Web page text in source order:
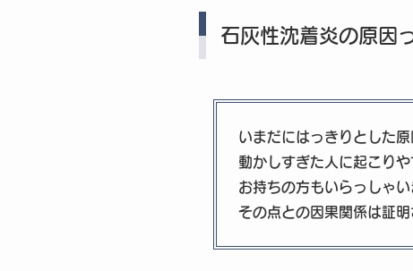
石灰性沈着炎の原因
いまだにはっきりとした原
動かしすぎた人に起こり
お持ちの方もいらっしゃ
その点との因果関係は証明